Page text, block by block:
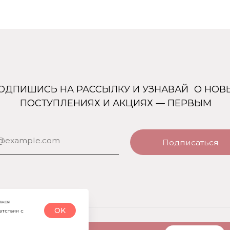
с
OK
Покупателям
Для тела